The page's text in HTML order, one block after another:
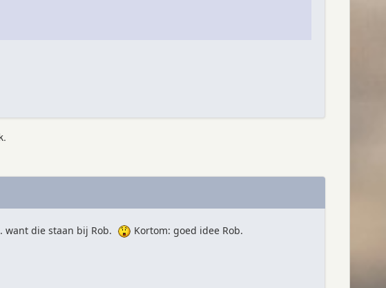
want die staan bij Rob. Kortom: goed idee Rob.